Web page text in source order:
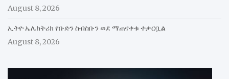
August 8, 2026
ኢትዮ ኤሌክትሪክ የቡድን ስብስቡን ወደ ማጠናቀቁ ተቃርቧል
August 8, 2026